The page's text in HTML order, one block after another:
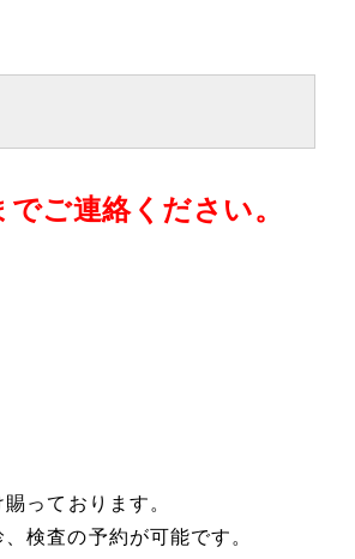
ご連絡ください。
っております。
検査の予約が可能です。